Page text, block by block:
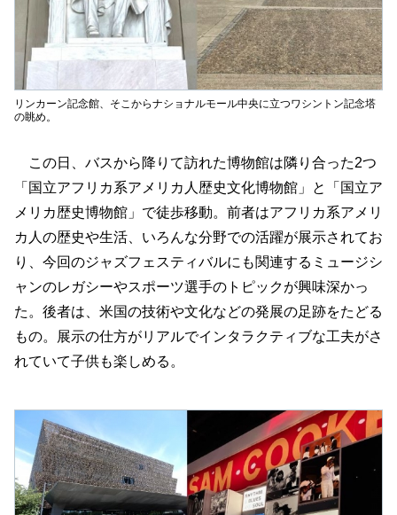
リンカーン記念館、そこからナショナルモール中央に立つワシントン記念塔
の眺め。
この日、バスから降りて訪れた博物館は隣り合った2つ
「国立アフリカ系アメリカ人歴史文化博物館」と「国立ア
メリカ歴史博物館」で徒歩移動。前者はアフリカ系アメリ
カ人の歴史や生活、いろんな分野での活躍が展示されてお
り、今回のジャズフェスティバルにも関連するミュージシ
ャンのレガシーやスポーツ選手のトピックが興味深かっ
た。後者は、米国の技術や文化などの発展の足跡をたどる
もの。展示の仕方がリアルでインタラクティブな工夫がさ
れていて子供も楽しめる。